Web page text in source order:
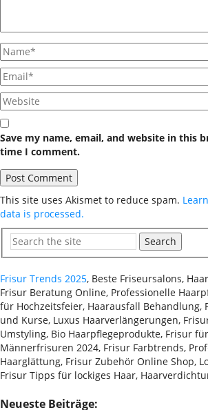
Save my name, email, and website in this
time I comment.
This site uses Akismet to reduce spam.
data is processed.
Search
Frisur Trends 2025, Beste Friseursalons,
Frisur Beratung Online, Professionelle
für Hochzeitsfeier, Haarausfall Behandlung,
und Kurse, Luxus Haarverlängerungen,
Umstyling, Bio Haarpflegeprodukte, Frisur
Männerfrisuren 2024, Frisur Farbtrends,
Haarglättung, Frisur Zubehör Online Shop,
Frisur Tipps für lockiges Haar,
Neueste Beiträge: